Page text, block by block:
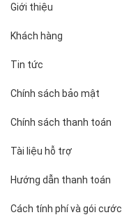
Giới thiệu
Khách hàng
Tin tức
Chính sách bảo mật
Chính sách thanh toán
Tài liệu hỗ trợ
Hướng dẫn thanh toán
Cách tính phí và gói cước